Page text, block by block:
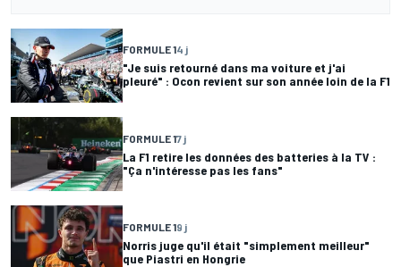
FORMULE 14 j
"Je suis retourné dans ma voiture et j'ai
pleuré" : Ocon revient sur son année loin de la F1
FORMULE 17 j
La F1 retire les données des batteries à la TV :
"Ça n'intéresse pas les fans"
FORMULE 19 j
Norris juge qu'il était "simplement meilleur"
que Piastri en Hongrie